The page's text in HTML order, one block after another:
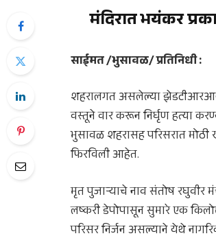
मंदिरात भयंकर
साईमत /भुसावळ/ प्रतिनिधी :
शहरालगत असलेल्या झेडटीआरआय
वस्तूने वार करून निर्घृण हत्या
भुसावळ शहरासह परिसरात
फिरविली आहेत.
मृत पुजाऱ्याचे नाव संतोष
लष्करी डेपोपासून सुमारे एक
परिसर निर्जन असल्याने येथे